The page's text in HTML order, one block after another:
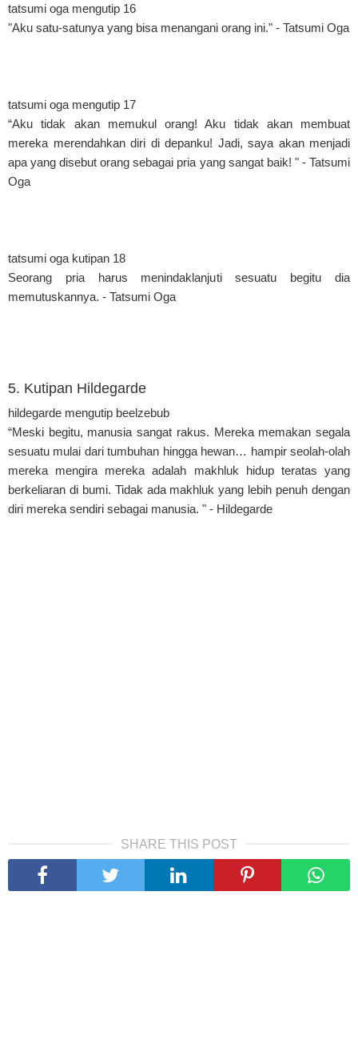
tatsumi oga mengutip 16
"Aku satu-satunya yang bisa menangani orang ini." - Tatsumi Oga
tatsumi oga mengutip 17
“Aku tidak akan memukul orang! Aku tidak akan membuat
mereka merendahkan diri di depanku! Jadi, saya akan menjadi
apa yang disebut orang sebagai pria yang sangat baik! " - Tatsumi
Oga
tatsumi oga kutipan 18
Seorang pria harus menindaklanjuti sesuatu begitu dia
memutuskannya. - Tatsumi Oga
5. Kutipan Hildegarde
hildegarde mengutip beelzebub
“Meski begitu, manusia sangat rakus. Mereka memakan segala
sesuatu mulai dari tumbuhan hingga hewan… hampir seolah-olah
mereka mengira mereka adalah makhluk hidup teratas yang
berkeliaran di bumi. Tidak ada makhluk yang lebih penuh dengan
diri mereka sendiri sebagai manusia. " - Hildegarde
SHARE THIS POST